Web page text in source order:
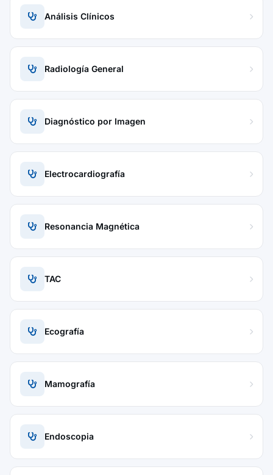
Análisis Clínicos
Radiología General
Diagnóstico por Imagen
Electrocardiografía
Resonancia Magnética
TAC
Ecografía
Mamografía
Endoscopia